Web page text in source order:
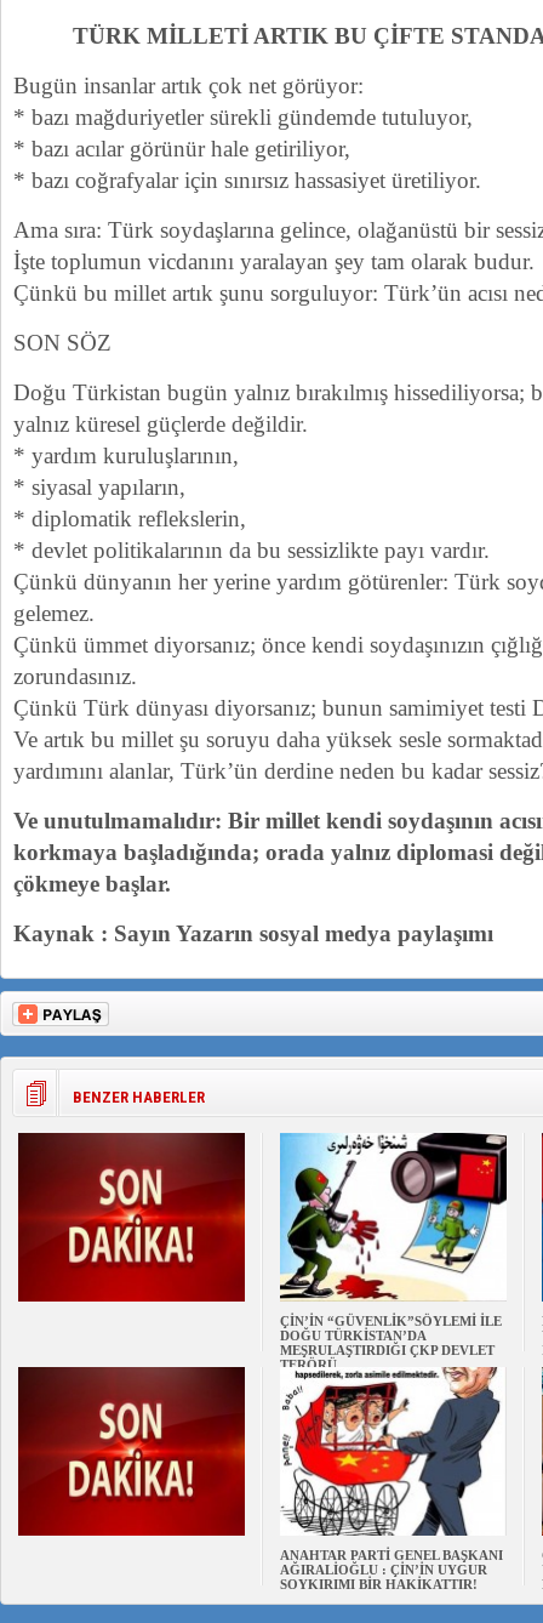
TÜRK MİLLETİ ARTIK BU ÇİFTE
Bugün insanlar artık çok net görüyor:
* bazı mağduriyetler sürekli gündemde tutuluyor,
* bazı acılar görünür hale getiriliyor,
* bazı coğrafyalar için sınırsız hassasiyet üretiliyor.
Ama sıra: Türk soydaşlarına gelince, olağanüstü bir
İşte toplumun vicdanını yaralayan şey tam olarak budur.
Çünkü bu millet artık şunu sorguluyor: Türk’ün acısı
SON SÖZ
Doğu Türkistan bugün yalnız bırakılmış hissediliyorsa;
yalnız küresel güçlerde değildir.
* yardım kuruluşlarının,
* siyasal yapıların,
* diplomatik reflekslerin,
* devlet politikalarının da bu sessizlikte payı vardır.
Çünkü dünyanın her yerine yardım götürenler: Türk
gelemez.
Çünkü ümmet diyorsanız; önce kendi soydaşınızın
zorundasınız.
Çünkü Türk dünyası diyorsanız; bunun samimiyet testi
Ve artık bu millet şu soruyu daha yüksek sesle
yardımını alanlar, Türk’ün derdine neden bu kadar
Ve unutulmamalıdır: Bir millet kendi soydaşının
korkmaya başladığında; orada yalnız diplomasi
çökmeye başlar.
Kaynak : Sayın Yazarın sosyal medya paylaşımı
BENZER HABERLER
ÇİN’İN “GÜVENLİK”SÖYLEMİ İLE
DOĞU TÜRKİSTAN’DA
MEŞRULAŞTIRDIĞI ÇKP DEVLET
TERÖRÜ
ANAHTAR PARTİ GENEL BAŞKANI
AĞIRALİOĞLU : ÇİN’İN UYGUR
SOYKIRIMI BİR HAKİKATTIR!